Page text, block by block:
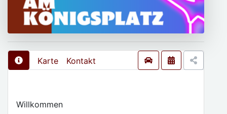
Karte Kontakt
Willkommen